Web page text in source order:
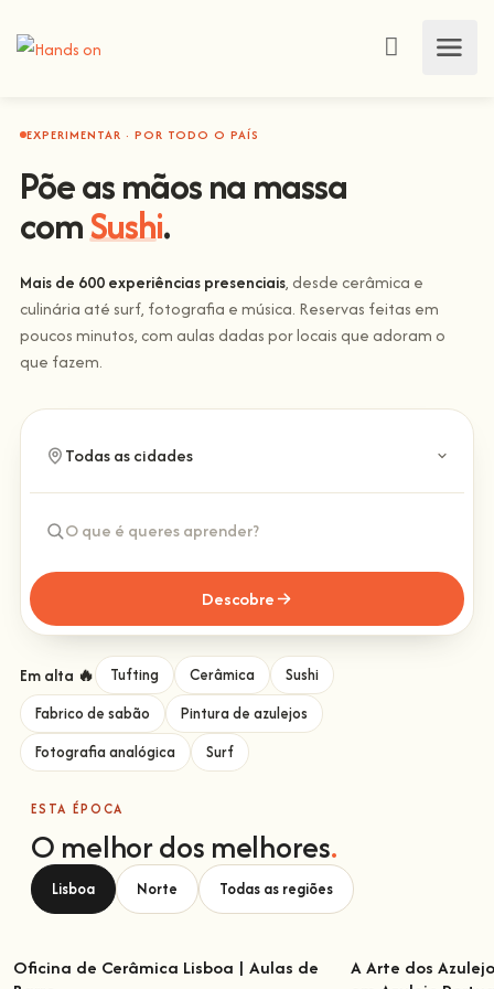
EXPERIMENTAR · POR TODO O PAÍS
Põe as mãos na massa
comSushi.
Mais de 600 experiências presenciais, desde cerâmica e
culinária até surf, fotografia e música. Reservas feitas em
poucos minutos, com aulas dadas por locais que adoram o
que fazem.
Descobre
Em alta 🔥 Tufting Cerâmica
Sushi
Fabrico de sabão
Pintura de azulejos
Fotografia analógica
Surf
ESTA ÉPOCA
O melhor dos melhores.
Lisboa Norte Todas as regiões
Oficina de Cerâmica Lisboa | Aulas de
A Arte dos